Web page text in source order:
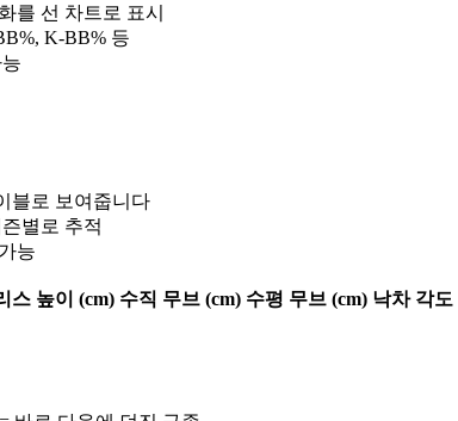
를 선 차트로 표시
K-BB% 등
블로 보여줍니다
별로 추적
능
스 높이 (cm) 수직 무브 (cm) 수평 무브 (cm) 낙차 각도